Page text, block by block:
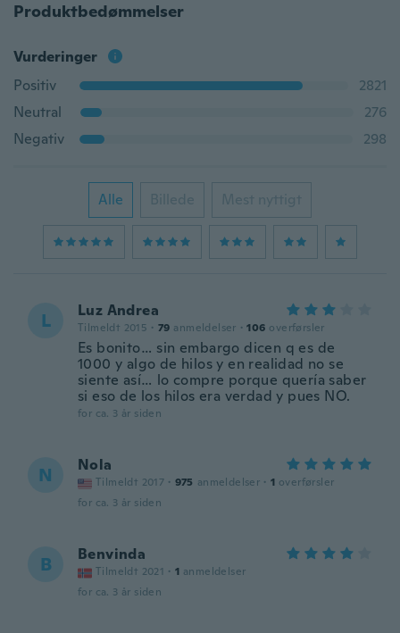
Produktbedømmelser
Vurderinger
Positiv
2821
Neutral
276
Negativ
298
Alle Billede Mest nyttigt
L Luz Andrea
Tilmeldt 2015 · 79 anmeldelser · 106 overførsler
Es bonito… sin embargo dicen q es de
1000 y algo de hilos y en realidad no se
siente así… lo compre porque quería saber
si eso de los hilos era verdad y pues NO.
for ca. 3 år siden
N Nola
Tilmeldt 2017 · 975 anmeldelser · 1 overførsler
for ca. 3 år siden
B Benvinda
Tilmeldt 2021 · 1 anmeldelser
for ca. 3 år siden